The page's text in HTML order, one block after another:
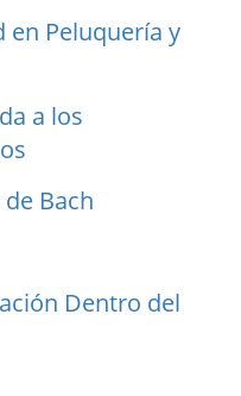
en Peluquería y
a los
Bach
Dentro del